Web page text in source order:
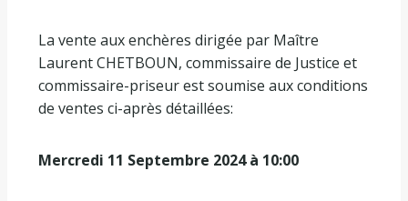
La vente aux enchères dirigée par Maître
Laurent CHETBOUN, commissaire de Justice et
commissaire-priseur est soumise aux conditions
de ventes ci-après détaillées:
Mercredi 11 Septembre 2024 à 10:00